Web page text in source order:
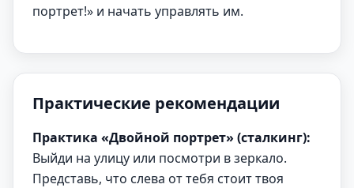
портрет!» и начать управлять им.
Практические рекомендации
Практика «Двойной портрет» (сталкинг):
Выйди на улицу или посмотри в зеркало.
Представь, что слева от тебя стоит твоя